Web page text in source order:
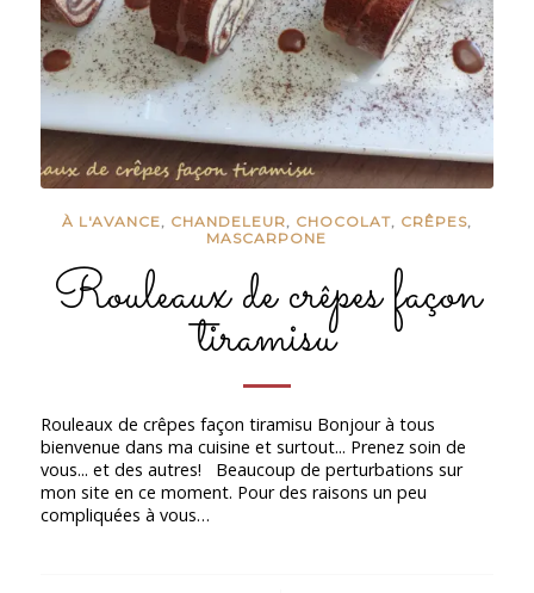
À L'AVANCE, CHANDELEUR, CHOCOLAT, CRÊPES,
MASCARPONE
Rouleaux de crêpes façon
tiramisu
Rouleaux de crêpes façon tiramisu Bonjour à tous
bienvenue dans ma cuisine et surtout... Prenez soin de
vous... et des autres! Beaucoup de perturbations sur
mon site en ce moment. Pour des raisons un peu
compliquées à vous…